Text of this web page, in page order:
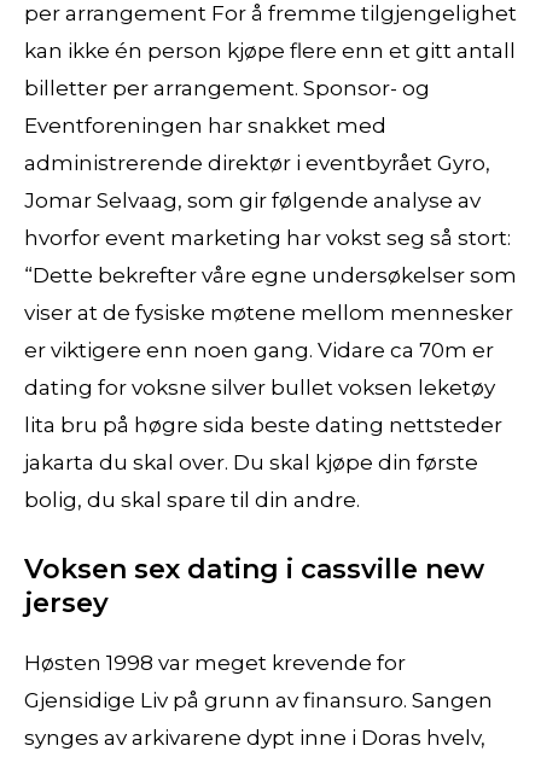
per arrangement For å fremme tilgjengelighet
kan ikke én person kjøpe flere enn et gitt antall
billetter per arrangement. Sponsor- og
Eventforeningen har snakket med
administrerende direktør i eventbyrået Gyro,
Jomar Selvaag, som gir følgende analyse av
hvorfor event marketing har vokst seg så stort:
“Dette bekrefter våre egne undersøkelser som
viser at de fysiske møtene mellom mennesker
er viktigere enn noen gang. Vidare ca 70m er
dating for voksne silver bullet voksen leketøy
lita bru på høgre sida beste dating nettsteder
jakarta du skal over. Du skal kjøpe din første
bolig, du skal spare til din andre.
Voksen sex dating i cassville new
jersey
Høsten 1998 var meget krevende for
Gjensidige Liv på grunn av finansuro. Sangen
synges av arkivarene dypt inne i Doras hvelv,